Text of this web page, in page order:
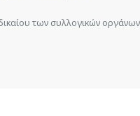
των συλλογικών